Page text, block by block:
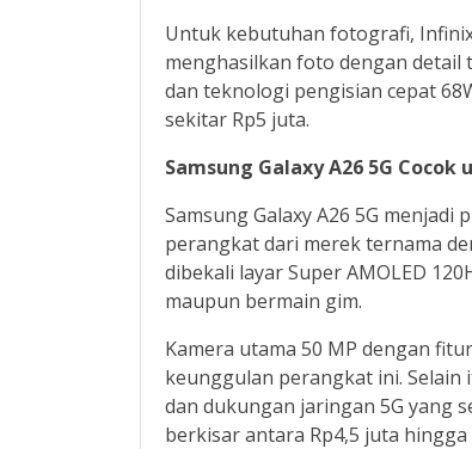
Untuk kebutuhan fotografi,
menghasilkan foto dengan detail
dan teknologi pengisian cepat
sekitar Rp5 juta.
Samsung Galaxy A26 5G
Samsung Galaxy A26 5G
perangkat dari merek ternama
dibekali layar Super AMOLED
maupun bermain gim.
Kamera utama 50 MP dengan fitur
keunggulan perangkat ini. Selain
dan dukungan jaringan 5G yang
berkisar antara Rp4,5 juta hingga